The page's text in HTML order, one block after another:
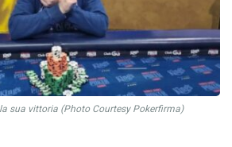
sua vittoria (Photo Courtesy Pokerfirma)